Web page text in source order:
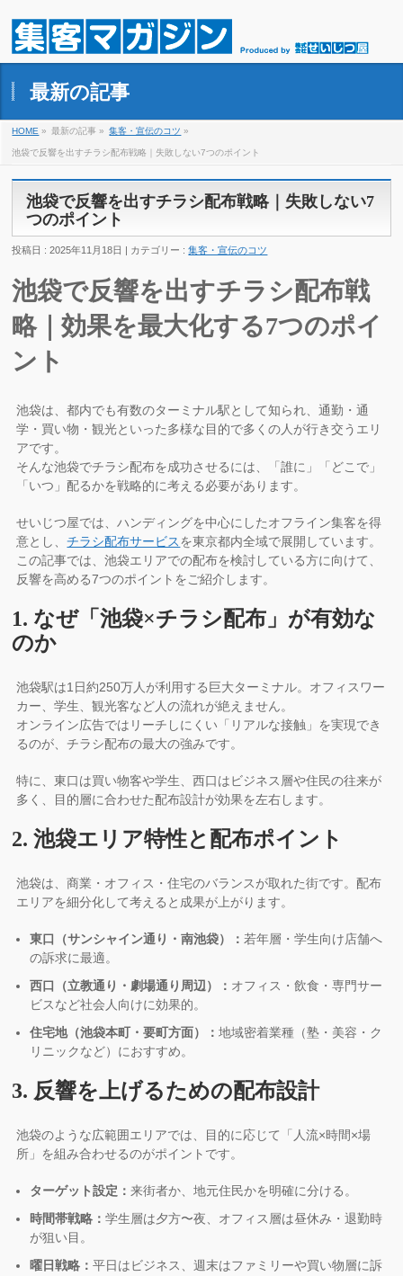
最新の記事
HOME » 最新の記事 » 集客・宣伝のコツ »
池袋で反響を出すチラシ配布戦略｜失敗しない7つのポイント
池袋で反響を出すチラシ配布戦略｜失敗しない7
つのポイント
投稿日 : 2025年11月18日 | カテゴリー :集客・宣伝のコツ
池袋で反響を出すチラシ配布戦
略｜効果を最大化する7つのポイ
ント
池袋は、都内でも有数のターミナル駅として知られ、通勤・通
学・買い物・観光といった多様な目的で多くの人が行き交うエリ
アです。
そんな池袋でチラシ配布を成功させるには、「誰に」「どこで」
「いつ」配るかを戦略的に考える必要があります。
せいじつ屋では、ハンディングを中心にしたオフライン集客を得
意とし、チラシ配布サービスを東京都内全域で展開しています。
この記事では、池袋エリアでの配布を検討している方に向けて、
反響を高める7つのポイントをご紹介します。
1. なぜ「池袋×チラシ配布」が有効な
のか
池袋駅は1日約250万人が利用する巨大ターミナル。オフィスワー
カー、学生、観光客など人の流れが絶えません。
オンライン広告ではリーチしにくい「リアルな接触」を実現でき
るのが、チラシ配布の最大の強みです。
特に、東口は買い物客や学生、西口はビジネス層や住民の往来が
多く、目的層に合わせた配布設計が効果を左右します。
2. 池袋エリア特性と配布ポイント
池袋は、商業・オフィス・住宅のバランスが取れた街です。配布
エリアを細分化して考えると成果が上がります。
東口（サンシャイン通り・南池袋）： 若年層・学生向け店舗へ
の訴求に最適。
西口（立教通り・劇場通り周辺）： オフィス・飲食・専門サー
ビスなど社会人向けに効果的。
住宅地（池袋本町・要町方面）：地域密着業種（塾・美容・ク
リニックなど）におすすめ。
3. 反響を上げるための配布設計
池袋のような広範囲エリアでは、目的に応じて「人流×時間×場
所」を組み合わせるのがポイントです。
ターゲット設定：来街者か、地元住民かを明確に分ける。
時間帯戦略：学生層は夕方〜夜、オフィス層は昼休み・退勤時
が狙い目。
曜日戦略：平日はビジネス、週末はファミリーや買い物層に訴